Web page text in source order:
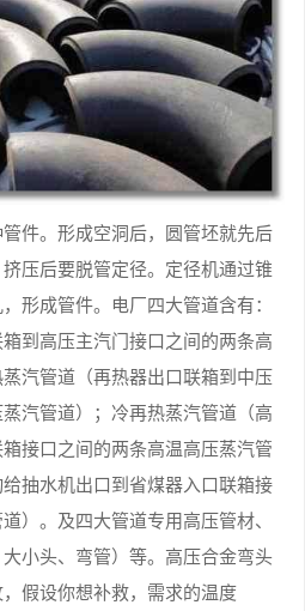
件。形成空洞后，圆管坯就先后
压后要脱管定径。定径机通过锥
形成管件。电厂四大管道含有：
到高压主汽门接口之间的两条高
汽管道（再热器出口联箱到中压
汽管道）；冷再热蒸汽管道（高
接口之间的两条高温高压蒸汽管
抽水机出口到省煤器入口联箱接
）。及四大管道专用高压管材、
小头、弯管）等。高压合金弯头
假设你想补救，需求的温度